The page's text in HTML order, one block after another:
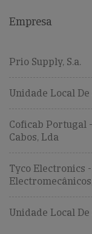
Empresa
Prio Supply, S.a.
Unidade Local
Coficab Portugal
Cabos, Lda
Tyco Electronics
Unidade Local De